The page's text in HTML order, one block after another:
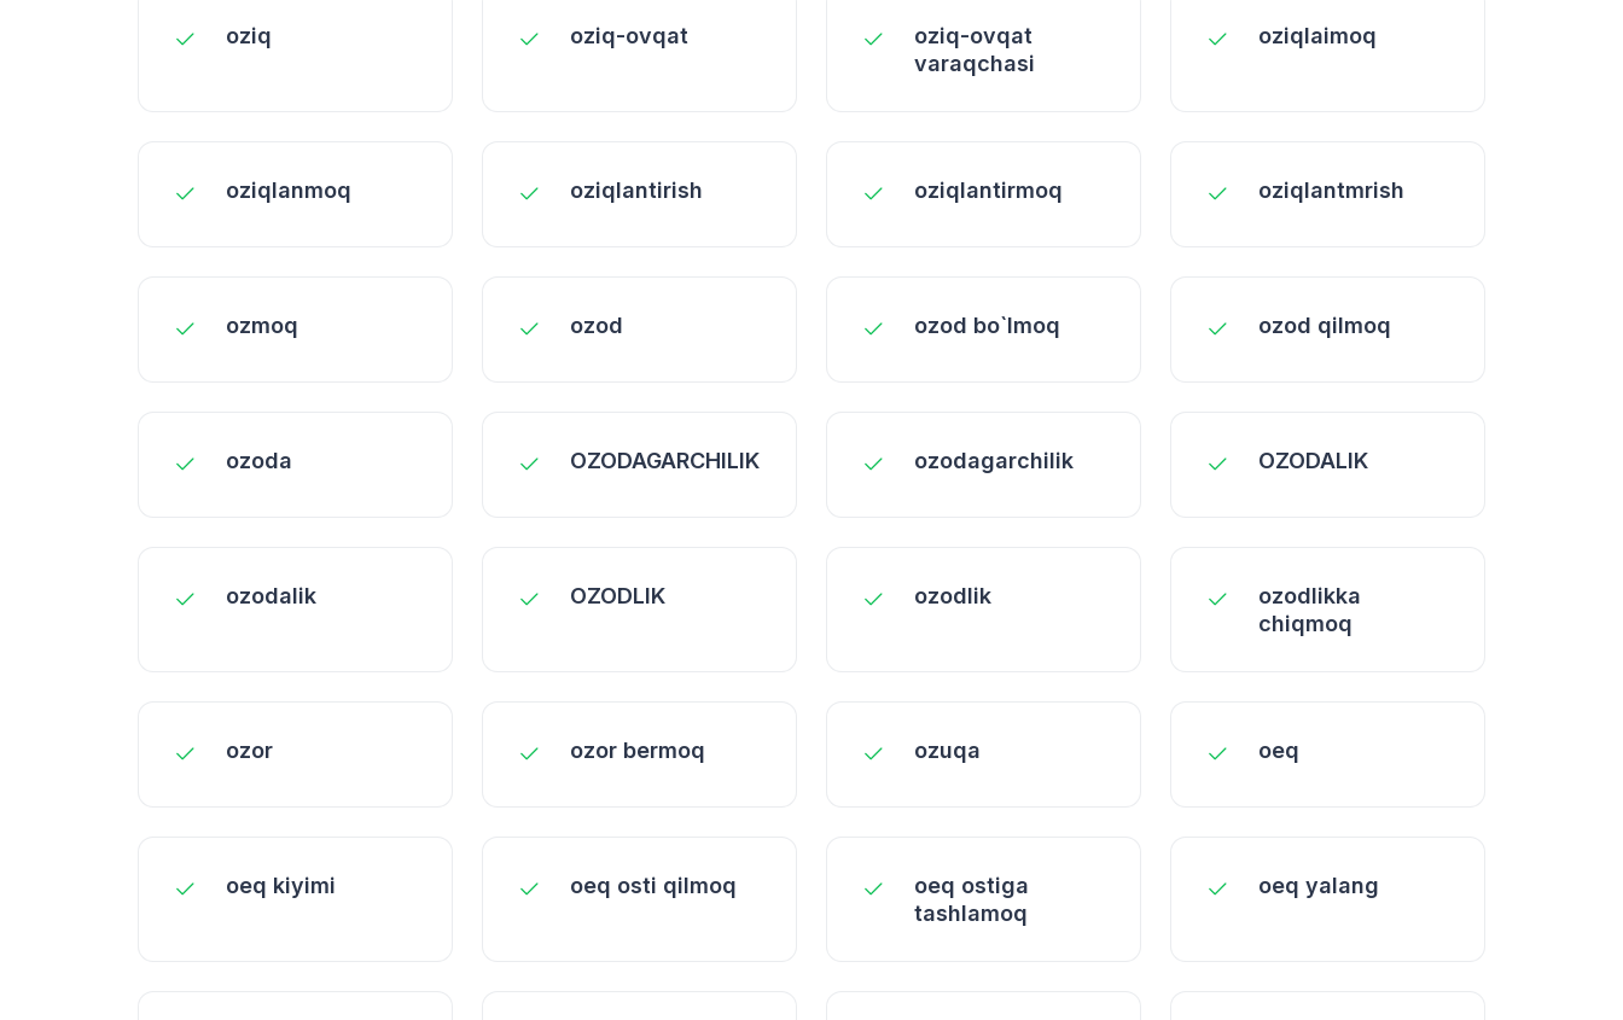
oziq oziq-ovqat
oziq-ovqat
varaqchasi
oziqlaimoq
oziqlanmoq oziqlantirish oziqlantirmoq oziqlantmrish
ozmoq ozod ozod bo`lmoq ozod qilmoq
ozoda OZODAGARCHILIK ozodagarchilik OZODALIK
ozodalik OZODLIK ozodlik
ozodlikka
chiqmoq
ozor ozor bermoq ozuqa oеq
oеq kiyimi oеq osti qilmoq
oеq ostiga
tashlamoq
oеq yalang